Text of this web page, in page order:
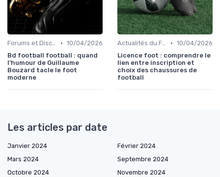
Forums et Discussions • 10/04/2026
Bd football football : quand
l’humour de Guillaume
Bouzard tacle le foot
moderne
Actualités du Football et Nouveautés • 10/04/2026
Licence foot : comprendre le
lien entre inscription et
choix des chaussures de
football
Les articles par date
Janvier 2024
Février 2024
Mars 2024
Septembre 2024
Octobre 2024
Novembre 2024